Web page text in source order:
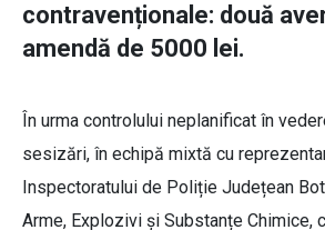
contravenționale: două
amendă de 5000 lei.
În urma controlului neplanificat în
sesizări, în echipă mixtă cu
Inspectoratului de Poliție Județean
Arme, Explozivi și Substanțe Chimice,